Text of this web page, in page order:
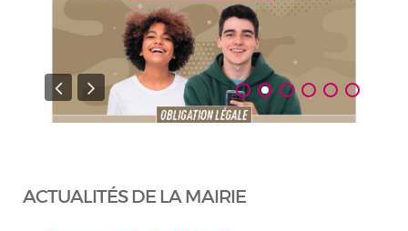
ACTUALITÉS DE LA MAIRIE